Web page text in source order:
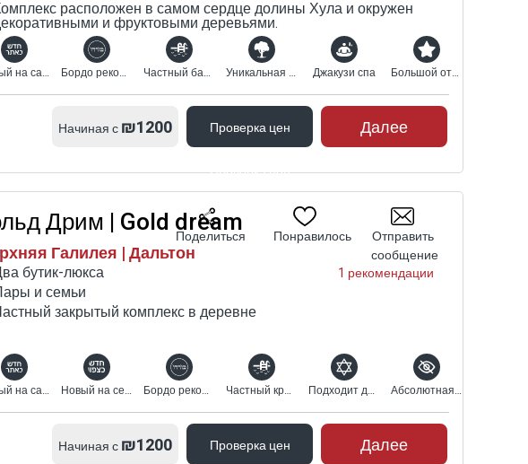
вы можете найти
расположен в самом сердце долины Хула и окружен
и фруктовыми деревьями.
Новый на сайте Бордо Бордо рекомендует Частный бассейн с подогревом Уникальная природная среда Джакузи спа Большой открытый комплекс
Начиная с₪1200 Проверка цен
Проверка цен
Далее
Дрим | Gold dream
Галилея | Дальтон
1 рекомендации
бутик-люкса
и семьи
закрытый комплекс в деревне
Поделиться Понравилось
Отправить
сообщение
Новый на сайте Бордо Новый на севере Бордо рекомендует Частный крытый бассейн с подогревом Подходит для религиозных Абсолютная конфиденциальность
Начиная с₪1200 Проверка цен Далее